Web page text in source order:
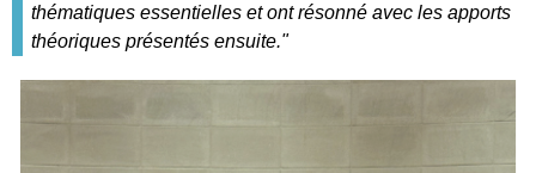
thématiques essentielles et ont résonné avec les apports
théoriques présentés ensuite."